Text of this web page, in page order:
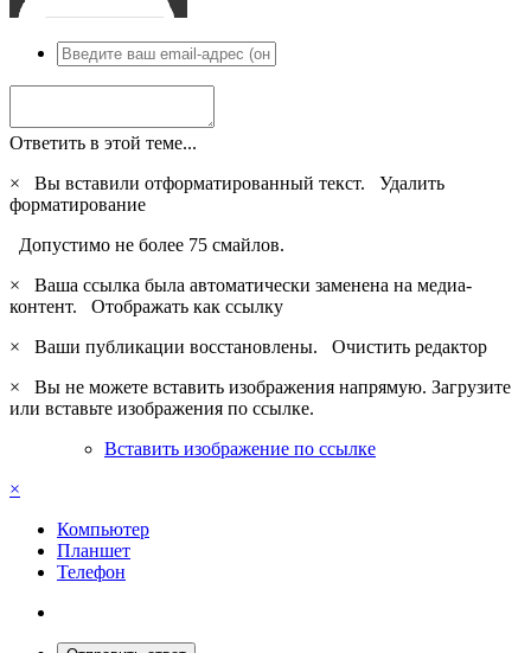
Ответить в этой теме...
×
Вы вставили отформатированный текст. Удалить
форматирование
Допустимо не более 75 смайлов.
×
Ваша ссылка была автоматически заменена на медиа-
контент. Отображать как ссылку
×
Ваши публикации восстановлены. Очистить редактор
×
Вы не можете вставить изображения напрямую. Загрузите
или вставьте изображения по ссылке.
Вставить изображение по ссылке
×
Компьютер
Планшет
Телефон